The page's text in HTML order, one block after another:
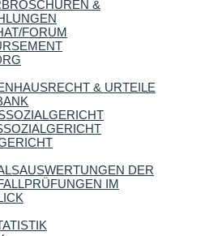
&
FORUM
& URTEILE
DER
IM